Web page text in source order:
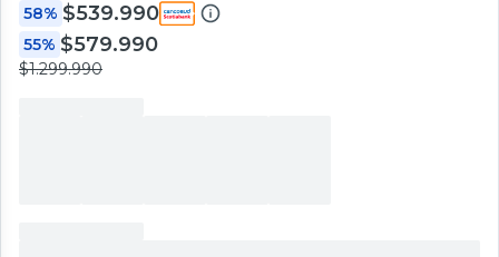
58% $539.990
55% $579.990
$1.299.990